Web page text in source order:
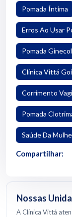
Pomada Íntima
Erros Ao Usar
Pomada
Clínica Vittá
Corrimento
Pomada
Saúde Da
Compartilhar:
Nossas
A Clínica Vittá